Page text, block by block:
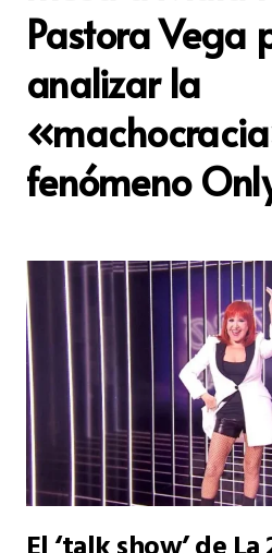
Pastora Vega
analizar la
fenómeno